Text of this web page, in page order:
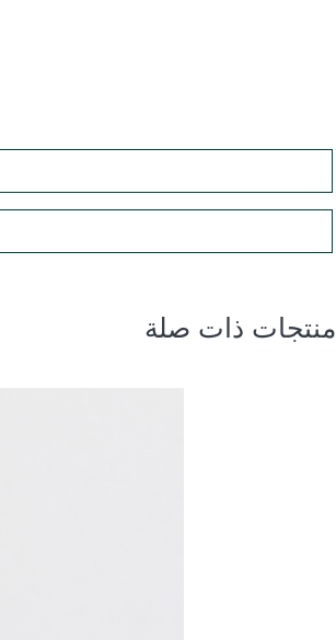
منتجات ذات صلة